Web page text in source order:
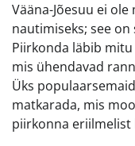
Vääna-Jõesuu ei
nautimiseks; see
Piirkonda läbib
mis ühendavad
Üks
matkarada, mis
piirkonna eriilmelist